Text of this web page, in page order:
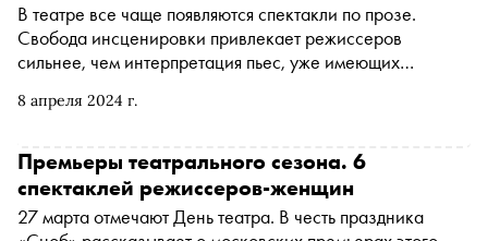
8 апреля 2024 г.
В театре все чаще появляются спектакли по прозе.
Свобода инсценировки привлекает режиссеров
сильнее, чем интерпретация пьес, уже имеющих
московских театров
Премьеры театрального сезона. 6
спектаклей режиссеров-женщин
27 марта отмечают День театра. В честь праздника